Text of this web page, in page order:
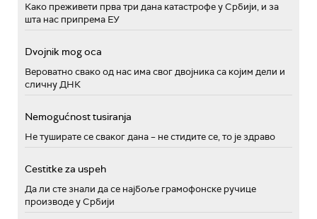
Како преживети прва три дана катастрофе у Србији, и за
шта нас припрема ЕУ
Dvojnik mog oca
Вероватно свако од нас има свог двојника са којим дели и
сличну ДНК
Nemogućnost tusiranja
Не туширате се сваког дана – не стидите се, то је здраво
Cestitke za uspeh
Да ли сте знали да се најбоље грамофонске ручице
производе у Србији